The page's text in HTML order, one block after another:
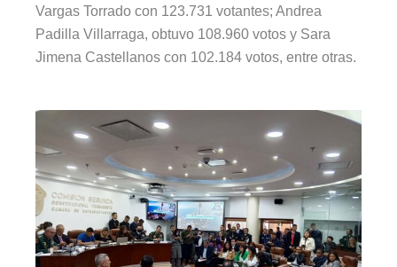
Vargas Torrado con 123.731 votantes; Andrea
Padilla Villarraga, obtuvo 108.960 votos y Sara
Jimena Castellanos con 102.184 votos, entre otras.